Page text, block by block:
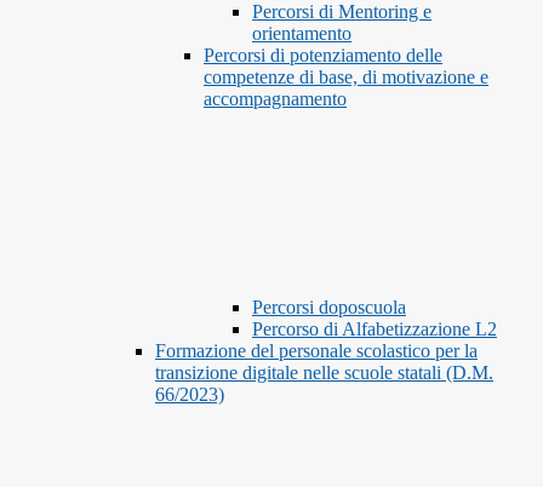
Percorsi di Mentoring e
orientamento
Percorsi di potenziamento delle
competenze di base, di motivazione e
accompagnamento
Percorsi doposcuola
Percorso di Alfabetizzazione L2
Formazione del personale scolastico per la
transizione digitale nelle scuole statali (D.M.
66/2023)